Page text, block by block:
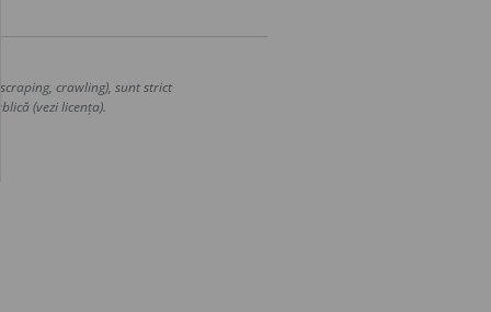
crawling), sunt strict
(vezi licența).